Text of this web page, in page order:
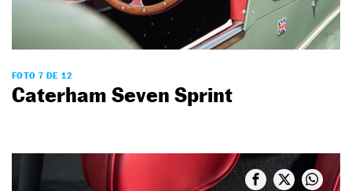
FOTO 7 DE 12
Caterham Seven Sprint